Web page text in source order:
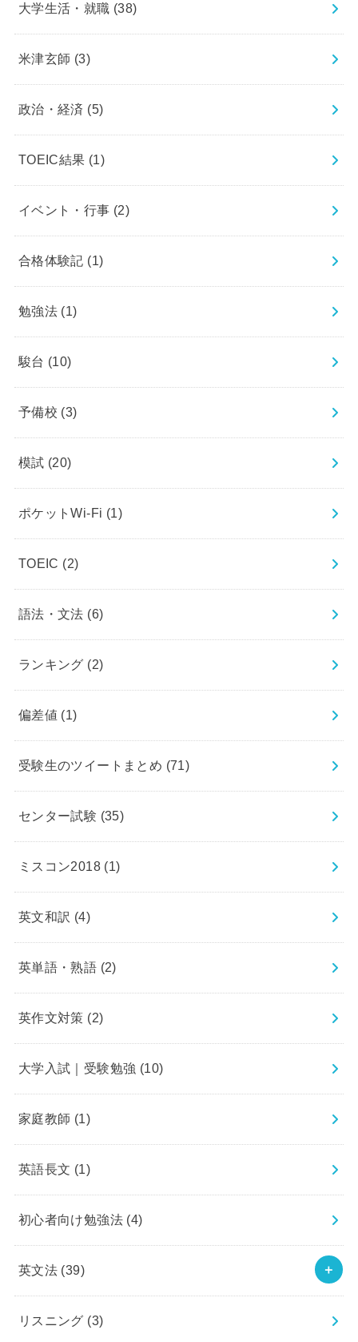
大学生活・就職 (38)
米津玄師 (3)
政治・経済 (5)
TOEIC結果 (1)
イベント・行事 (2)
合格体験記 (1)
勉強法 (1)
駿台 (10)
予備校 (3)
模試 (20)
ポケットWi-Fi (1)
TOEIC (2)
語法・文法 (6)
ランキング (2)
偏差値 (1)
受験生のツイートまとめ (71)
センター試験 (35)
ミスコン2018 (1)
英文和訳 (4)
英単語・熟語 (2)
英作文対策 (2)
大学入試｜受験勉強 (10)
家庭教師 (1)
英語長文 (1)
初心者向け勉強法 (4)
英文法 (39)
リスニング (3)